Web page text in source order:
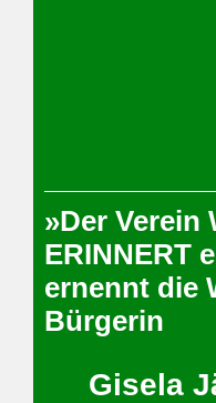
»Der Verein
ERINNERT
ernennt die
Bürgerin
Gisela